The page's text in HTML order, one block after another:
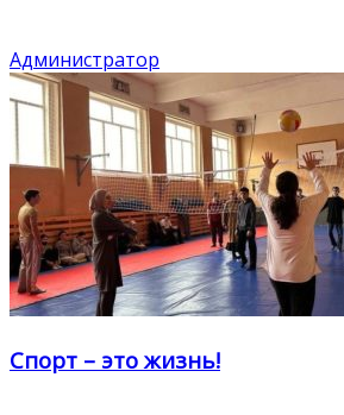
Администратор
Спорт – это жизнь!